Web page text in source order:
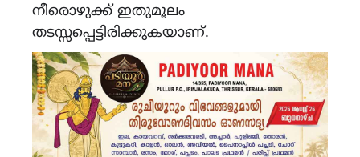
നീരൊഴുക്ക് ഇതുമൂലം
തടസ്സപ്പെട്ടിരിക്കുകയാണ്.